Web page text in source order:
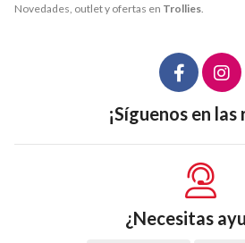
Novedades, outlet y ofertas en Trollies
¡Síguenos en las
¿Necesitas